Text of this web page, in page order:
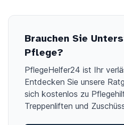
Brauchen Sie
Pflege?
PflegeHelfer24 ist Ihr
Entdecken Sie unsere
sich kostenlos zu
Treppenliften und